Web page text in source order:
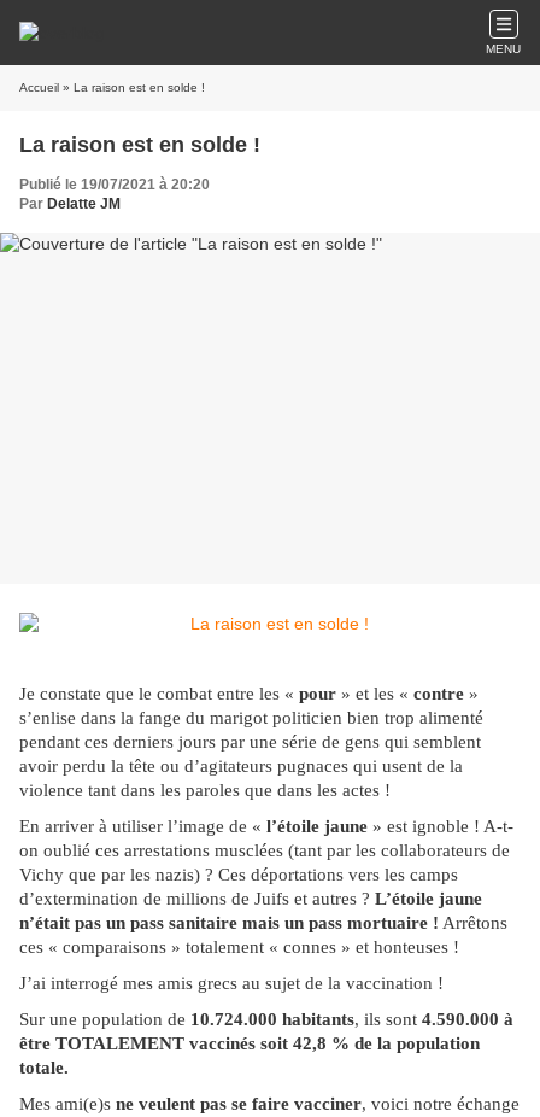
MENU
Accueil » La raison est en solde !
La raison est en solde !
Publié le 19/07/2021 à 20:20
Par Delatte JM
Je constate que le combat entre les « pour » et les « contre »
s’enlise dans la fange du marigot politicien bien trop alimenté
pendant ces derniers jours par une série de gens qui semblent
avoir perdu la tête ou d’agitateurs pugnaces qui usent de la
violence tant dans les paroles que dans les actes !
En arriver à utiliser l’image de « l’étoile jaune » est ignoble ! A-t-
on oublié ces arrestations musclées (tant par les collaborateurs de
Vichy que par les nazis) ? Ces déportations vers les camps
d’extermination de millions de Juifs et autres ? L’étoile jaune
n’était pas un pass sanitaire mais un pass mortuaire ! Arrêtons
ces « comparaisons » totalement « connes » et honteuses !
J’ai interrogé mes amis grecs au sujet de la vaccination !
Sur une population de 10.724.000 habitants, ils sont 4.590.000 à
être TOTALEMENT vaccinés soit 42,8 % de la population
totale.
Mes ami(e)s ne veulent pas se faire vacciner, voici notre échange